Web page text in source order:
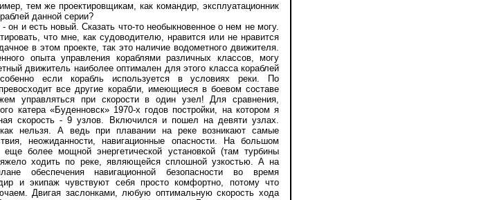
тем же проектировщикам, как командир, эксплуатационник
данной серии?
и есть новый. Сказать что-то необыкновенное о нем не могу.
что мне, как судоводителю, нравится или не нравится
в этом проекте, так это наличие водометного движителя.
опыта управления кораблями различных классов, могу
движитель наиболее оптимален для этого класса кораблей
если корабль используется в условиях реки. По
все другие корабли, имеющиеся в боевом составе
управляться при скорости в один узел! Для сравнения,
катера «Буденновск» 1970-х годов постройки, на котором я
скорость - 9 узлов. Включился и пошел на девяти узлах.
нельзя. А ведь при плавании на реке возникают самые
неожиданности, навигационные опасности. На большом
еще более мощной энергетической установкой (там турбины
ходить по реке, являющейся сплошной узкостью. А на
обеспечения навигационной безопасности во время
и экипаж чувствуют себя просто комфортно, потому что
Двигая заслонками, любую оптимальную скорость хода